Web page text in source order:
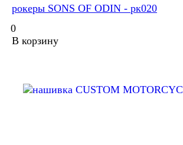
рокеры SONS OF ODIN - рк020
0
В корзину